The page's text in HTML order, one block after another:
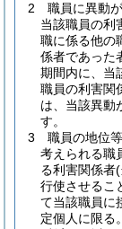
2
職員に異動
当該職員の利
職に係る他の
係者であった
期間内に、当
職員の利害関
は、当該異動
す。
3
職員の地位
考えられる職
る利害関係者(
行使させるこ
て当該職員に
定個人に限る